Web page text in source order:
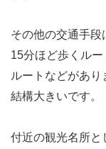
その他の交通手
15分ほど歩くル
ルートなどがあ
結構大きいです。
付近の観光名所と